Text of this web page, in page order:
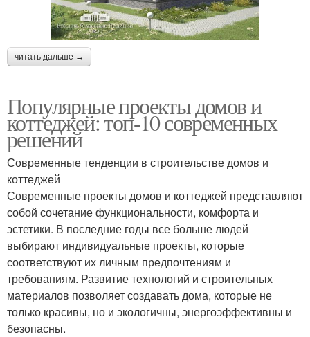
читать дальше →
Популярные проекты домов и
коттеджей: топ-10 современных
решений
Современные тенденции в строительстве домов и
коттеджей
Современные проекты домов и коттеджей представляют
собой сочетание функциональности, комфорта и
эстетики. В последние годы все больше людей
выбирают индивидуальные проекты, которые
соответствуют их личным предпочтениям и
требованиям. Развитие технологий и строительных
материалов позволяет создавать дома, которые не
только красивы, но и экологичны, энергоэффективны и
безопасны.